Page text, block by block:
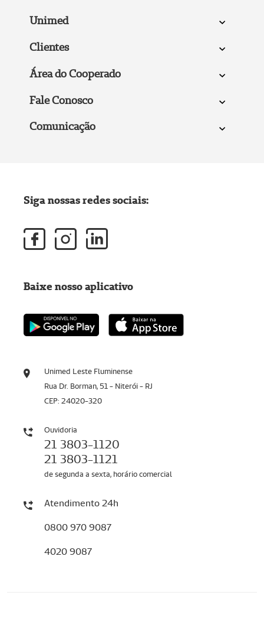
Unimed
Clientes
Área do Cooperado
Fale Conosco
Comunicação
Unimed Leste Fluminense
Rua Dr. Borman, 51 - Niterói - RJ
CEP: 24020-320
Ouvidoria
21 3803-1120
21 3803-1121
de segunda a sexta, horário comercial
Atendimento 24h
0800 970 9087
4020 9087
Siga nossas redes sociais:
Baixe nosso aplicativo